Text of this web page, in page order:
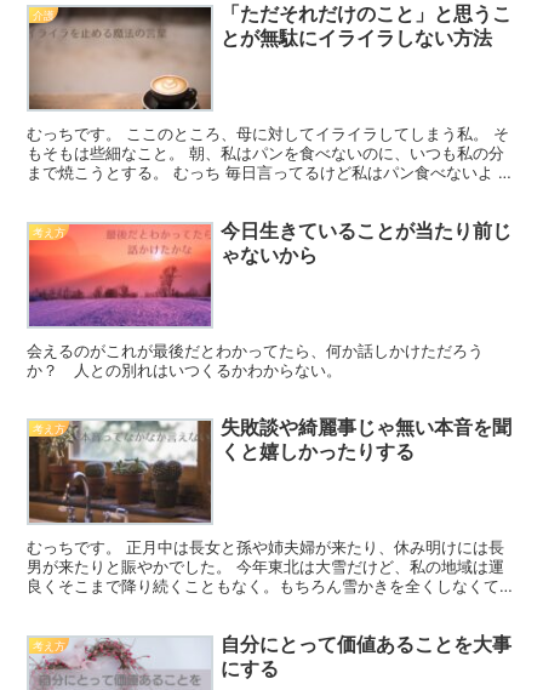
介護
「ただそれだけのこと」と思うこ
とが無駄にイライラしない方法
むっちです。 ここのところ、母に対してイライラしてしまう私。 そ
もそもは些細なこと。 朝、私はパンを食べないのに、いつも私の分
まで焼こうとする。 むっち 毎日言ってるけど私はパン食べないよ そ
考え方
今日生きていることが当たり前じ
ゃないから
会えるのがこれが最後だとわかってたら、何か話しかけただろう
か？ 人との別れはいつくるかわからない。
考え方
失敗談や綺麗事じゃ無い本音を聞
くと嬉しかったりする
むっちです。 正月中は長女と孫や姉夫婦が来たり、休み明けには長
男が来たりと賑やかでした。 今年東北は大雪だけど、私の地域は運
良くそこまで降り続くこともなく。もちろん雪かきを全くしなくて済
考え方
自分にとって価値あることを大事
にする